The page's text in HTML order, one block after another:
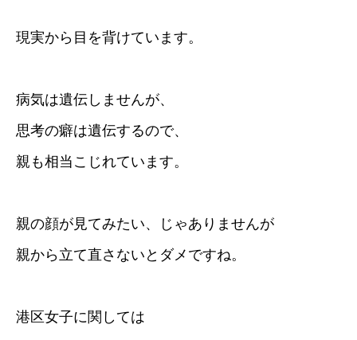
現実から目を背けています。
病気は遺伝しませんが、
思考の癖は遺伝するので、
親も相当こじれています。
親の顔が見てみたい、じゃありませんが
親から立て直さないとダメですね。
港区女子に関しては